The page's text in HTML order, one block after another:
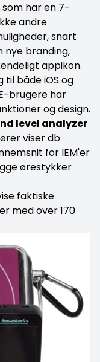
som har en 7-
andre
snart
nye branding,
appikon.
både iOS og
brugere har
og design.
level analyzer
viser db
for IEM'er
ørestykker
faktiske
med over 170